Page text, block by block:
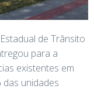
de Trânsito
para a
existentes em
unidades